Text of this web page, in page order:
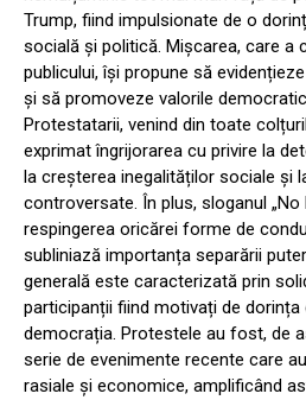
Trump, fiind impulsionate de o
socială și politică. Mișcarea, care a
publicului, își propune să
și să promoveze valorile
Protestatarii, venind din toate
exprimat îngrijorarea cu privire la
la creșterea inegalităților sociale și
controversate. În plus, sloganul
respingerea oricărei forme de
subliniază importanța separării
generală este caracterizată prin
participanții fiind motivați de
democrația. Protestele au fost, de
serie de evenimente recente care
rasiale și economice, amplificând